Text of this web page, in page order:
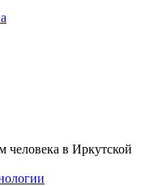
в Иркутской